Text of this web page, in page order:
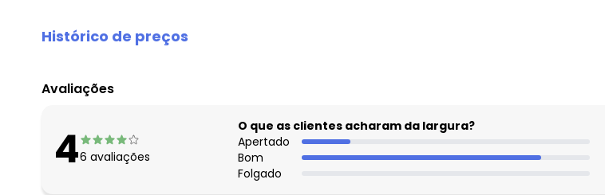
Histórico de preços
agosto/2026
maio/2026
abril/2026
Avaliações
46 avaliações
O que as clientes acharam da largura?
Apertado
Bom
Folgado